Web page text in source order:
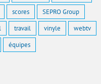
scores SEPRO Group
travail vinyle webtv
équipes